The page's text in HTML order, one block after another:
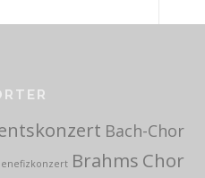
Bach-Chor
Brahms Chor